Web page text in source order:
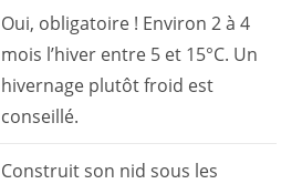
Oui, obligatoire ! Environ 2 à 4
mois l’hiver entre 5 et 15°C. Un
hivernage plutôt froid est
conseillé.
Construit son nid sous les